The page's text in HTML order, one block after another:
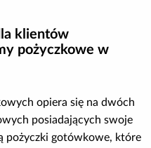
klientów
pożyczkowe w
opiera się na dwóch
posiadających swoje
pożyczki gotówkowe, które